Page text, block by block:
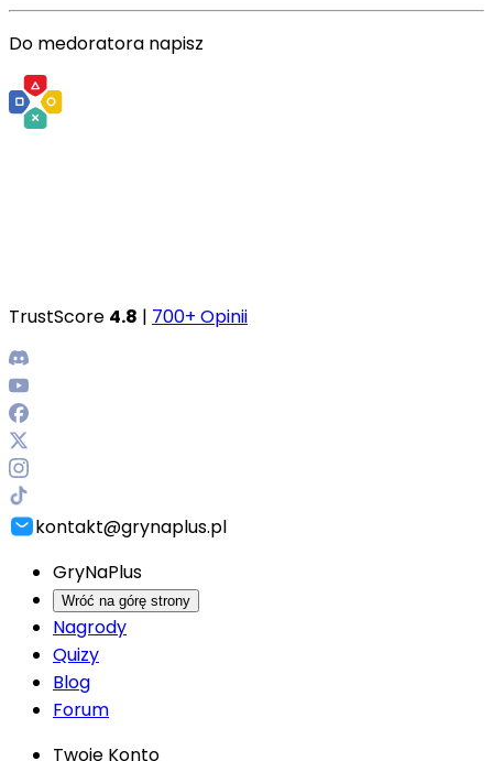
Do medoratora napisz
TrustScore 4.8 | 700+ Opinii
kontakt@grynaplus.pl
GryNaPlus
Wróć na górę strony
Nagrody
Quizy
Blog
Forum
Twoje Konto